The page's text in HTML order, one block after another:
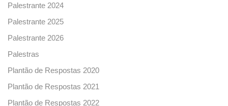
Palestrante 2024
Palestrante 2025
Palestrante 2026
Palestras
Plantão de Respostas 2020
Plantão de Respostas 2021
Plantão de Respostas 2022